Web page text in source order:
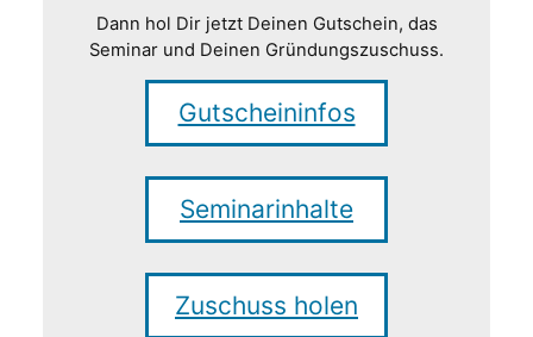
Dann hol Dir jetzt Deinen Gutschein, das
Seminar und Deinen Gründungszuschuss.
Gutscheininfos
Seminarinhalte
Zuschuss holen